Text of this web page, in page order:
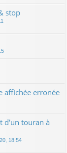
stop
affichée erronée
d'un touran à
18:54